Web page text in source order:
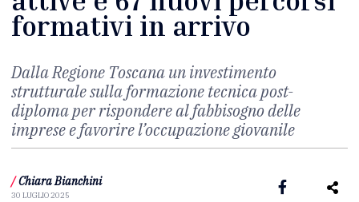
formativi in arrivo
Dalla Regione Toscana un investimento
strutturale sulla formazione tecnica post-
diploma per rispondere al fabbisogno delle
imprese e favorire l’occupazione giovanile
/ Chiara Bianchini
30 LUGLIO 2025